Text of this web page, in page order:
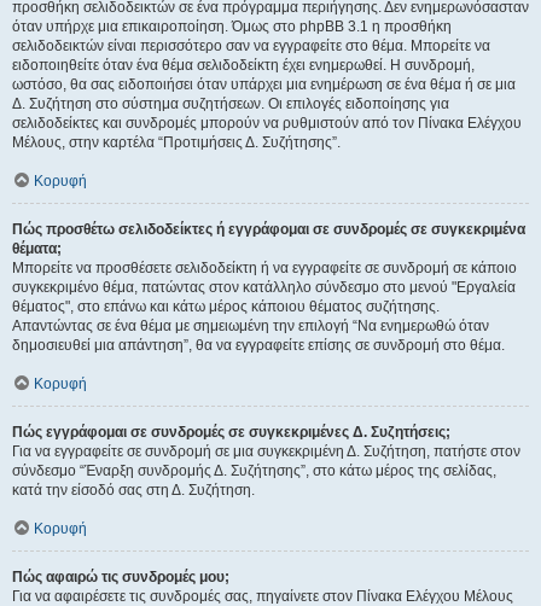
προσθήκη σελιδοδεικτών σε ένα πρόγραμμα περιήγησης. Δεν ενημερωνόσασταν
όταν υπήρχε μια επικαιροποίηση. Όμως στο phpBB 3.1 η προσθήκη
σελιδοδεικτών είναι περισσότερο σαν να εγγραφείτε στο θέμα. Μπορείτε να
ειδοποιηθείτε όταν ένα θέμα σελιδοδείκτη έχει ενημερωθεί. Η συνδρομή,
ωστόσο, θα σας ειδοποιήσει όταν υπάρχει μια ενημέρωση σε ένα θέμα ή σε μια
Δ. Συζήτηση στο σύστημα συζητήσεων. Οι επιλογές ειδοποίησης για
σελιδοδείκτες και συνδρομές μπορούν να ρυθμιστούν από τον Πίνακα Ελέγχου
Μέλους, στην καρτέλα “Προτιμήσεις Δ. Συζήτησης”.
Κορυφή
Πώς προσθέτω σελιδοδείκτες ή εγγράφομαι σε συνδρομές σε συγκεκριμένα
θέματα;
Μπορείτε να προσθέσετε σελιδοδείκτη ή να εγγραφείτε σε συνδρομή σε κάποιο
συγκεκριμένο θέμα, πατώντας στον κατάλληλο σύνδεσμο στο μενού "Εργαλεία
θέματος", στο επάνω και κάτω μέρος κάποιου θέματος συζήτησης.
Απαντώντας σε ένα θέμα με σημειωμένη την επιλογή “Να ενημερωθώ όταν
δημοσιευθεί μια απάντηση”, θα να εγγραφείτε επίσης σε συνδρομή στο θέμα.
Κορυφή
Πώς εγγράφομαι σε συνδρομές σε συγκεκριμένες Δ. Συζητήσεις;
Για να εγγραφείτε σε συνδρομή σε μια συγκεκριμένη Δ. Συζήτηση, πατήστε στον
σύνδεσμο “Έναρξη συνδρομής Δ. Συζήτησης”, στο κάτω μέρος της σελίδας,
κατά την είσοδό σας στη Δ. Συζήτηση.
Κορυφή
Πώς αφαιρώ τις συνδρομές μου;
Για να αφαιρέσετε τις συνδρομές σας, πηγαίνετε στον Πίνακα Ελέγχου Μέλους